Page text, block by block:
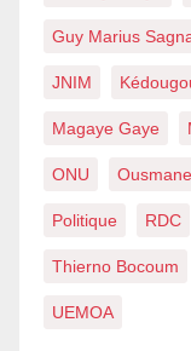
Guy Marius
JNIM
Magaye Gaye
ONU
Politique RDC
Thierno Bocoum
UEMOA